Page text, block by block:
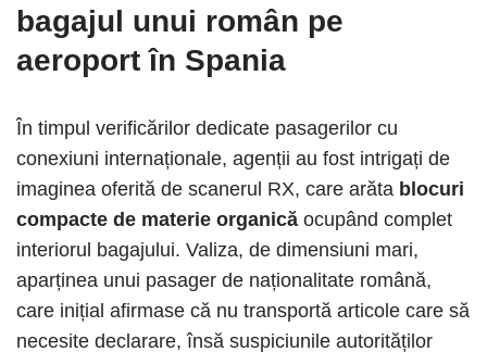
bagajul unui român pe
aeroport în Spania
În timpul verificărilor dedicate pasagerilor cu
conexiuni internaționale, agenții au fost intrigați de
imaginea oferită de scanerul RX, care arăta blocuri
compacte de materie organică ocupând complet
interiorul bagajului. Valiza, de dimensiuni mari,
aparținea unui pasager de naționalitate română,
care inițial afirmase că nu transportă articole care să
necesite declarare, însă suspiciunile autorităților